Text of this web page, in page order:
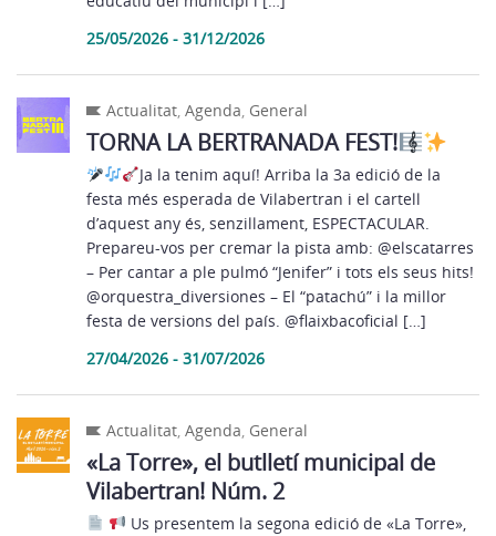
25/05/2026 - 31/12/2026
Actualitat,Agenda, General
TORNA LA BERTRANADA FEST!
​Ja la tenim aquí! Arriba la 3a edició de la
festa més esperada de Vilabertran i el cartell
d’aquest any és, senzillament, ESPECTACULAR.
Prepareu-vos per cremar la pista amb: @elscatarres
– Per cantar a ple pulmó “Jenifer” i tots els seus hits!
@orquestra_diversiones – El “patachú” i la millor
festa de versions del país. @flaixbacoficial […]
27/04/2026 - 31/07/2026
Actualitat,Agenda, General
«La Torre», el butlletí municipal de
Vilabertran! Núm. 2
Us presentem la segona edició de «La Torre»,